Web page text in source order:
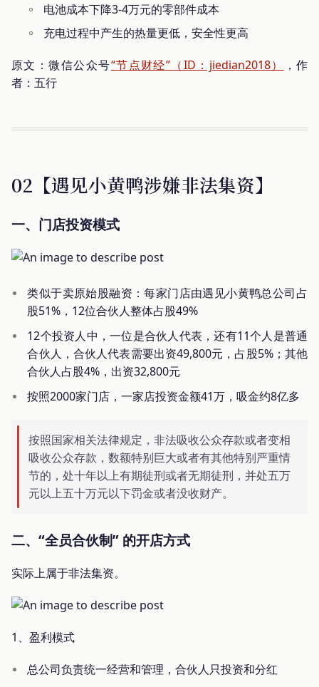
电池成本下降3-4万元的零部件成本
充电过程中产生的热量更低，安全性更高
原文：微信公众号“节点财经”（ID：jiedian2018）
，作
者：五行
02【遇见小黄鸭涉嫌非法集资】
一、门店投资模式
类似于卖原始股融资：每家门店由遇见小黄鸭总公司占
股51%，12位合伙人整体占股49%
12个投资人中，一位是合伙人代表，还有11个人是普通
合伙人，合伙人代表需要出资49,800元，占股5%；其他
合伙人占股4%，出资32,800元
按照2000家门店，一家店投资金额41万，吸金约8亿多
按照国家相关法律规定，非法吸收公众存款或者变相
吸收公众存款，数额特别巨大或者有其他特别严重情
节的，处十年以上有期徒刑或者无期徒刑，并处五万
元以上五十万元以下罚金或者没收财产。
二、“全员合伙制” 的开店方式
实际上属于非法集资。
1、盈利模式
总公司负责统一经营和管理，合伙人只投资和分红